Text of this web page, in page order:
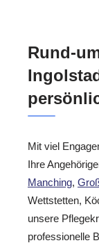
Rund-
Mit viel
Ihre
Manching,
Wettstetten,
unsere
professionelle